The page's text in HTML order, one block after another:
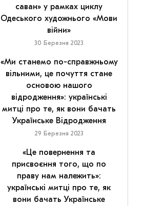
саван» у рамках циклу
Одеського художнього «Мови
війни»
30 Березня 2023
«Ми станемо по-справжньому
вільними, це почуття стане
основою нашого
відродження»: українські
митці про те, як вони бачать
Українське Відродження
29 Березня 2023
«Це повернення та
присвоєння того, що по
праву нам належить»:
українські митці про те, як
вони бачать Українське